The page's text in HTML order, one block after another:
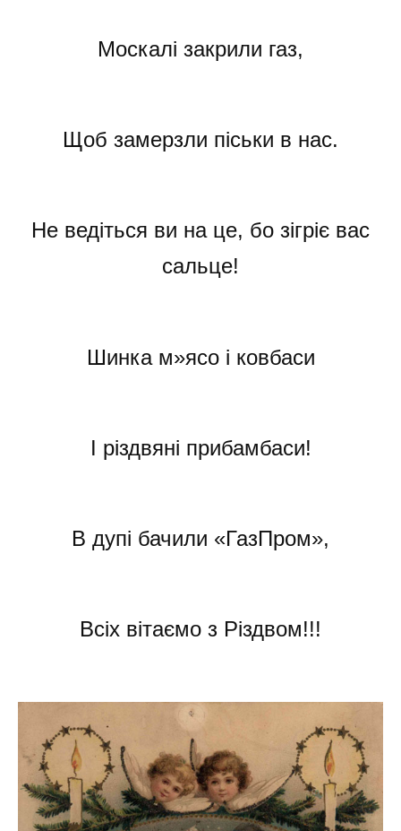
Москалі закрили газ,
Щоб замерзли піськи в нас.
Не ведіться ви на це, бо зігріє вас
сальце!
Шинка м»ясо і ковбаси
І різдвяні прибамбаси!
В дупі бачили «ГазПром»,
Всіх вітаємо з Різдвом!!!